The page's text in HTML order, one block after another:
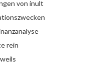
von inult
rein